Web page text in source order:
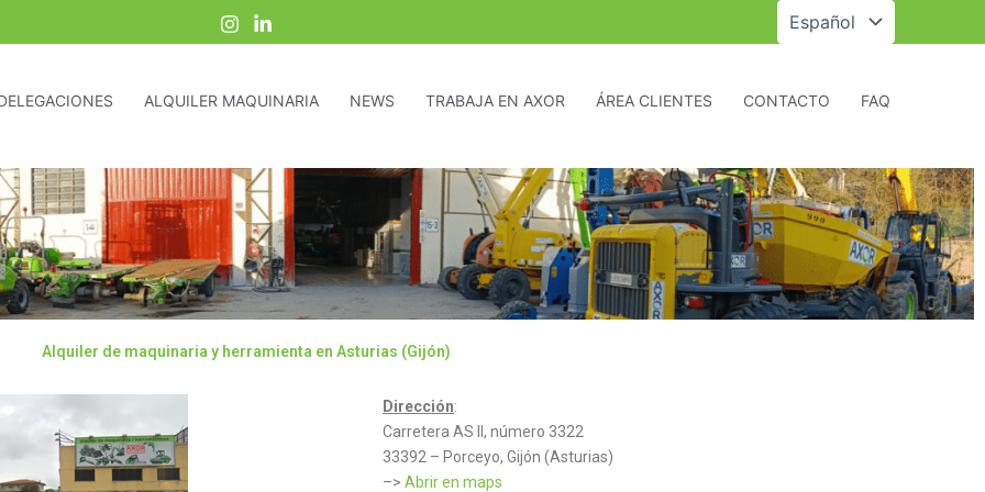
Elegir
un
ALQUILER MAQUINARIA NEWS TRABAJA EN AXOR ÁREA CLIENTES CONTACTO FAQ
Alquiler de maquinaria y herramienta en Asturias (Gijón)
Dirección:
Carretera AS II, número 3322
33392 – Porceyo, Gijón (Asturias)
–> Abrir en maps